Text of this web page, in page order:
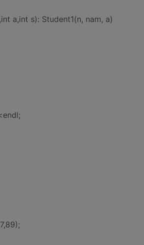
a,int s): Student1(n, nam, a)